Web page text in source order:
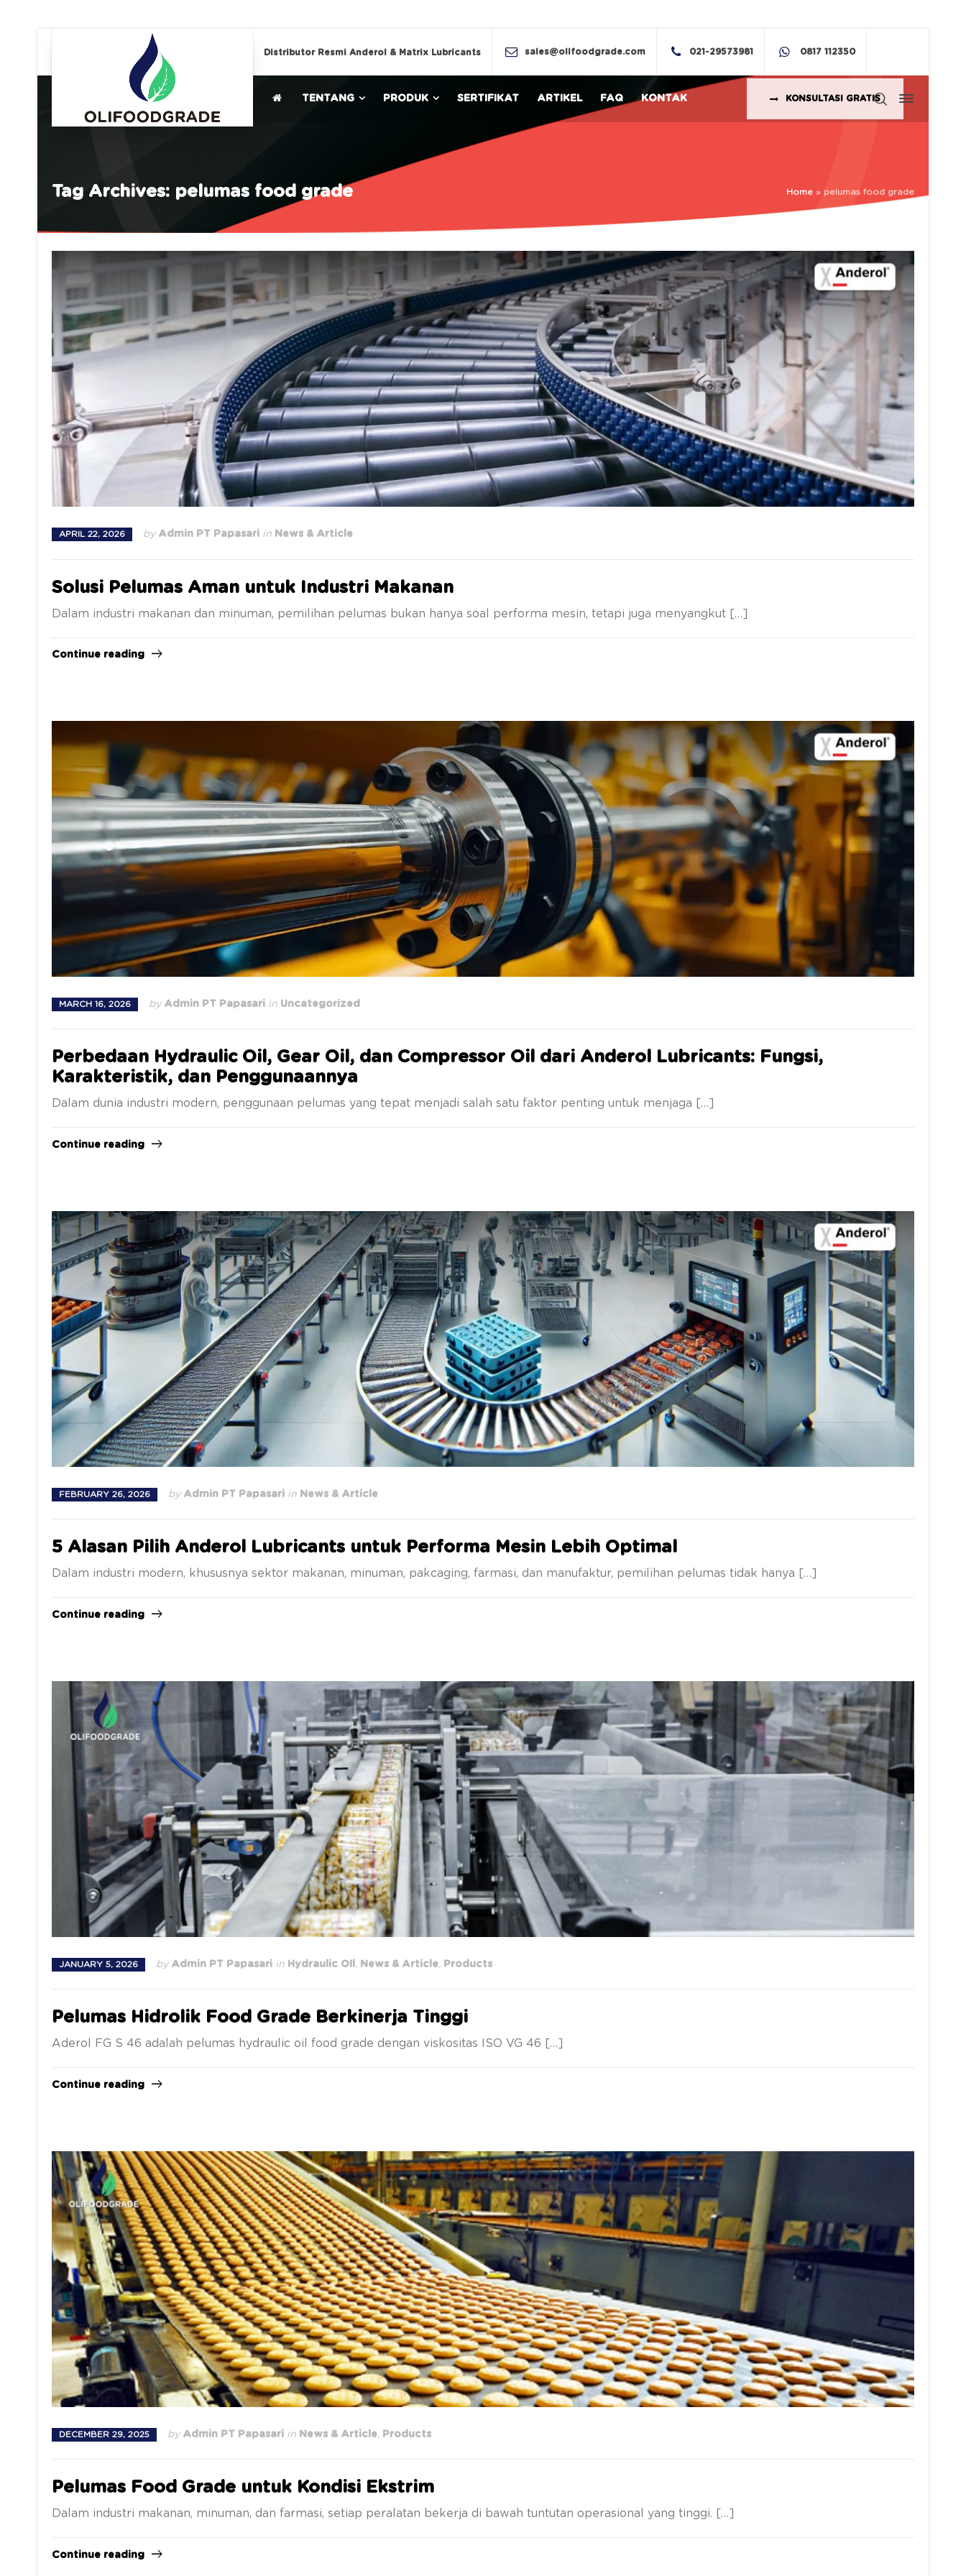
Distributor Resmi Anderol & Matrix Lubricants sales@olifoodgrade.com 021-29573981 0817 112350
TENTANG PRODUK SERTIFIKAT ARTIKEL FAQ KONTAK KONSULTASI GRATIS
Tag Archives: pelumas food grade Home » pelumas food grade
APRIL 22, 2026 by Admin PT Papasari in News & Article
Solusi Pelumas Aman untuk Industri Makanan
Dalam industri makanan dan minuman, pemilihan pelumas bukan hanya soal performa mesin, tetapi juga menyangkut […]
Continue reading
MARCH 16, 2026 by Admin PT Papasari in Uncategorized
Perbedaan Hydraulic Oil, Gear Oil, dan Compressor Oil dari Anderol Lubricants: Fungsi,
Karakteristik, dan Penggunaannya
Dalam dunia industri modern, penggunaan pelumas yang tepat menjadi salah satu faktor penting untuk menjaga […]
Continue reading
FEBRUARY 26, 2026 by Admin PT Papasari in News & Article
5 Alasan Pilih Anderol Lubricants untuk Performa Mesin Lebih Optimal
Dalam industri modern, khususnya sektor makanan, minuman, pakcaging, farmasi, dan manufaktur, pemilihan pelumas tidak hanya […]
Continue reading
JANUARY 5, 2026 by Admin PT Papasari in Hydraulic OIl News & Article Products
Pelumas Hidrolik Food Grade Berkinerja Tinggi
Aderol FG S 46 adalah pelumas hydraulic oil food grade dengan viskositas ISO VG 46 […]
Continue reading
DECEMBER 29, 2025 by Admin PT Papasari in News & Article Products
Pelumas Food Grade untuk Kondisi Ekstrim
Dalam industri makanan, minuman, dan farmasi, setiap peralatan bekerja di bawah tuntutan operasional yang tinggi. […]
Continue reading